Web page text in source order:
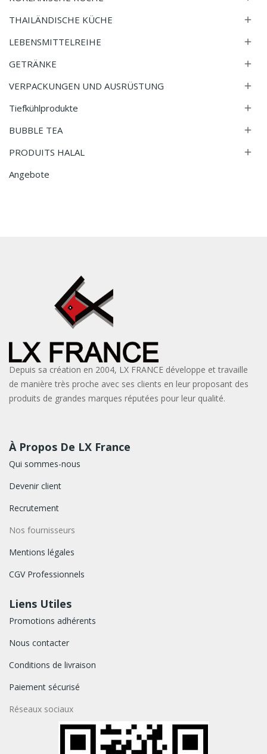
THAILÄNDISCHE KÜCHE 
LEBENSMITTELREIHE 
GETRÄNKE 
VERPACKUNGEN UND AUSRÜSTUNG 
Tiefkühlprodukte 
BUBBLE TEA 
PRODUITS HALAL 
Angebote
Depuis sa création en 2004, LX FRANCE développe et travaille
de manière très proche avec ses clients en leur proposant des
produits de grandes marques réputées pour leur qualité.
À Propos De LX France
Qui sommes-nous
Devenir client
Recrutement
Nos fournisseurs
Mentions légales
CGV Professionnels
Liens Utiles
Promotions adhérents
Nous contacter
Conditions de livraison
Paiement sécurisé
Réseaux sociaux